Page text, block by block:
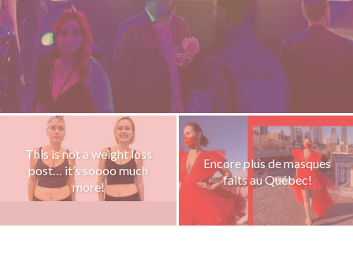
This is not a weight loss
post… it’s soooo much
more!
Encore plus de masques
faits au Québec!